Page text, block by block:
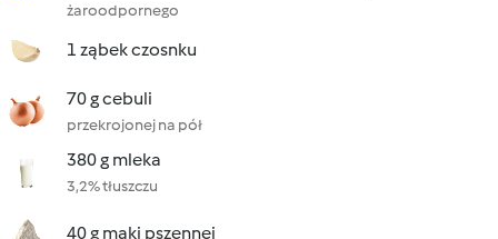
żaroodpornego
1 ząbek czosnku
70 g cebuli
przekrojonej na pół
380 g mleka
3,2% tłuszczu
40 g mąki pszennej